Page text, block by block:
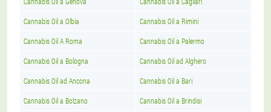
Cannabis Oil a Olbia Cannabis Oil a Rimini
Cannabis Oil A Roma Cannabis Oil a Palermo
Cannabis Oil a Bologna Cannabis Oil ad Alghero
Cannabis Oil ad Ancona Cannabis Oil a Bari
Cannabis Oil a Bolzano Cannabis Oil a Brindisi